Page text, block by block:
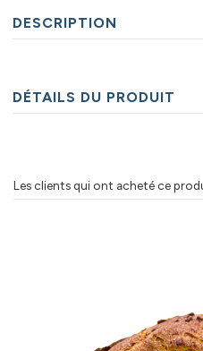
DESCRIPTION
DÉTAILS DU PRODUIT
Les clients qui ont acheté ce